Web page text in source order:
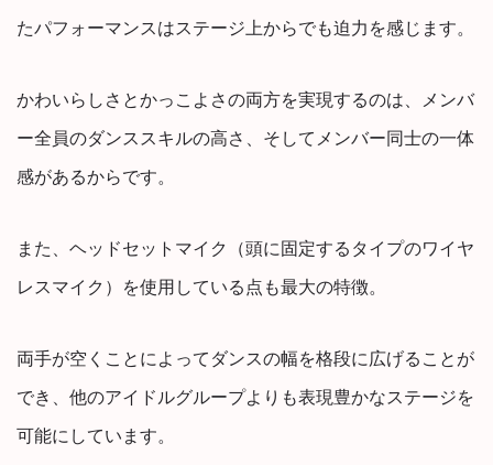
たパフォーマンスはステージ上からでも迫力を感じます。
かわいらしさとかっこよさの両方を実現するのは、メンバ
ー全員のダンススキルの高さ、そしてメンバー同士の一体
感があるからです。
また、ヘッドセットマイク（頭に固定するタイプのワイヤ
レスマイク）を使用している点も最大の特徴。
両手が空くことによってダンスの幅を格段に広げることが
でき、他のアイドルグループよりも表現豊かなステージを
可能にしています。